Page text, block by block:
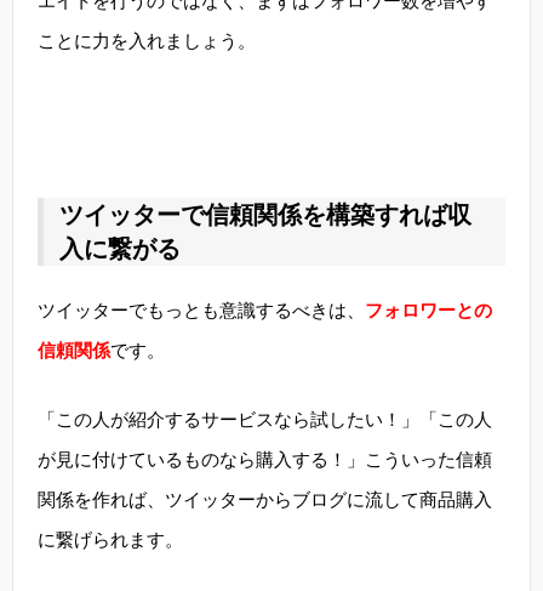
ことに力を入れましょう。
ツイッターで信頼関係を構築すれば収
入に繋がる
ツイッターでもっとも意識するべきは、 フォロワーとの
信頼関係です。
「この人が紹介するサービスなら試したい！」「この人
が見に付けているものなら購入する！」こういった信頼
関係を作れば、ツイッターからブログに流して商品購入
に繋げられます。